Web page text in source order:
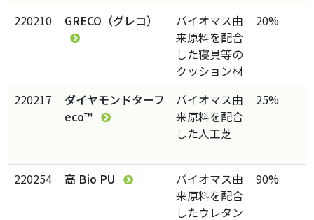
220210 GRECO（グレコ）
バイオマス由
来原料を配合
した寝具等の
クッション材
20%
220217
ダイヤモンドターフ
eco™
バイオマス由
来原料を配合
した人工芝
25%
220254 高 Bio PU
バイオマス由
来原料を配合
したウレタン
90%